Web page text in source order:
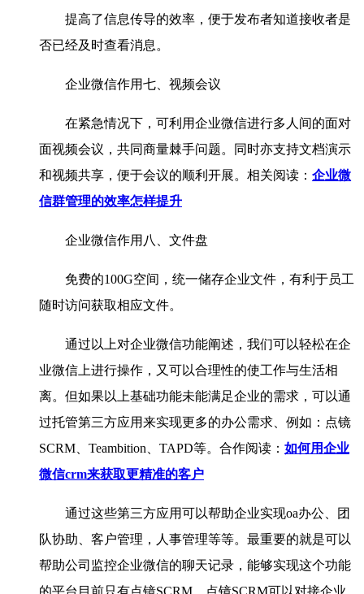
提高了信息传导的效率，便于发布者知道接收者是
否已经及时查看消息。
企业微信作用七、视频会议
在紧急情况下，可利用企业微信进行多人间的面对
面视频会议，共同商量棘手问题。同时亦支持文档演示
和视频共享，便于会议的顺利开展。相关阅读： 企业微
信群管理的效率怎样提升
企业微信作用八、文件盘
免费的100G空间，统一储存企业文件，有利于员工
随时访问获取相应文件。
通过以上对企业微信功能阐述，我们可以轻松在企
业微信上进行操作，又可以合理性的使工作与生活相
离。但如果以上基础功能未能满足企业的需求，可以通
过托管第三方应用来实现更多的办公需求、例如：点镜
SCRM、Teambition、TAPD等。合作阅读： 如何用企业
微信crm来获取更精准的客户
通过这些第三方应用可以帮助企业实现oa办公、团
队协助、客户管理，人事管理等等。最重要的就是可以
帮助公司监控企业微信的聊天记录，能够实现这个功能